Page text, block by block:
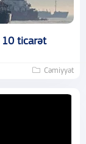
10 ticarət
Cəmiyyət